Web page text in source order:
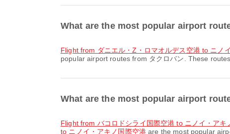
What are the most popular airport
flight from ダニエル・Z・ロマオルデス空港 to ニノ
popular airport routes from タクロバン. These
What are the most popular airport
flight from バコロドシライ国際空港 to ニノイ・アキ
to ニノイ・アキノ国際空港are the most popular